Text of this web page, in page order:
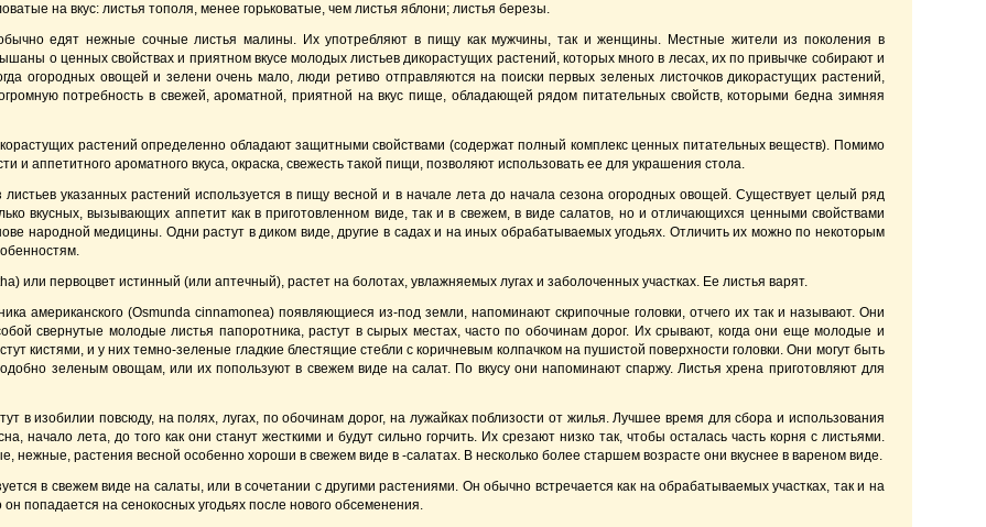
на вкус: листья тополя, менее горьковатые, чем листья яблони; листья березы.
едят нежные сочные листья малины. Их употребляют в пищу как мужчины, так и женщины. Местные жители из поколения в
о ценных свойствах и приятном вкусе молодых листьев дикорастущих растений, которых много в лесах, их по привычке собирают и
огородных овощей и зелени очень мало, люди ретиво отправляются на поиски первых зеленых листочков дикорастущих растений,
потребность в свежей, ароматной, приятной на вкус пище, обладающей рядом питательных свойств, которыми бедна зимняя
растений определенно обладают защитными свойствами (содержат полный комплекс ценных питательных веществ). Помимо
и аппетитного ароматного вкуса, окраска, свежесть такой пищи, позволяют использовать ее для украшения стола.
листьев указанных растений используется в пищу весной и в начале лета до начала сезона огородных овощей. Существует целый ряд
вкусных, вызывающих аппетит как в приготовленном виде, так и в свежем, в виде салатов, но и отличающихся ценными свойствами
народной медицины. Одни растут в диком виде, другие в садах и на иных обрабатываемых угодьях. Отличить их можно по некоторым
или первоцвет истинный (или аптечный), растет на болотах, увлажняемых лугах и заболоченных участках. Ее листья варят.
американского (Osmunda cinnamonea) появляющиеся из-под земли, напоминают скрипочные головки, отчего их так и называют. Они
свернутые молодые листья папоротника, растут в сырых местах, часто по обочинам дорог. Их срывают, когда они еще молодые и
кистями, и у них темно-зеленые гладкие блестящие стебли с коричневым колпачком на пушистой поверхности головки. Они могут быть
зеленым овощам, или их попользуют в свежем виде на салат. По вкусу они напоминают спаржу. Листья хрена приготовляют для
в изобилии повсюду, на полях, лугах, по обочинам дорог, на лужайках поблизости от жилья. Лучшее время для сбора и использования
начало лета, до того как они станут жесткими и будут сильно горчить. Их срезают низко так, чтобы осталась часть корня с листьями.
нежные, растения весной особенно хороши в свежем виде в -салатах. В несколько более старшем возрасте они вкуснее в вареном виде.
в свежем виде на салаты, или в сочетании с другими растениями. Он обычно встречается как на обрабатываемых участках, так и на
он попадается на сенокосных угодьях после нового обсеменения.